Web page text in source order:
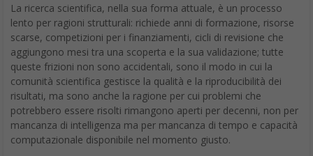
La ricerca scientifica, nella sua forma attuale, è un processo
lento per ragioni strutturali: richiede anni di formazione, risorse
scarse, competizioni per i finanziamenti, cicli di revisione che
aggiungono mesi tra una scoperta e la sua validazione; tutte
queste frizioni non sono accidentali, sono il modo in cui la
comunità scientifica gestisce la qualità e la riproducibilità dei
risultati, ma sono anche la ragione per cui problemi che
potrebbero essere risolti rimangono aperti per decenni, non per
mancanza di intelligenza ma per mancanza di tempo e capacità
computazionale disponibile nel momento giusto.